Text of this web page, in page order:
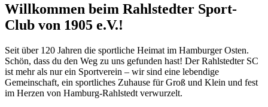
Willkommen beim Rahlstedter Sport-
Club von 1905 e.V.!
Seit über 120 Jahren die sportliche Heimat im Hamburger Osten.
Schön, dass du den Weg zu uns gefunden hast! Der Rahlstedter SC
ist mehr als nur ein Sportverein – wir sind eine lebendige
Gemeinschaft, ein sportliches Zuhause für Groß und Klein und fest
im Herzen von Hamburg-Rahlstedt verwurzelt.